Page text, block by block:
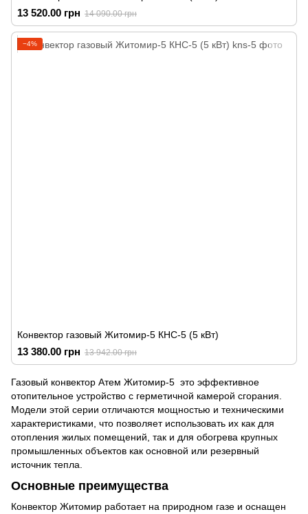
13 520.00 грн 14 090.00 грн
−4%
Конвектор газовый Житомир-5 КНС-5 (5 кВт)
13 380.00 грн 13 942.00 грн
Газовый конвектор Атем Житомир-5 это эффективное
отопительное устройство с герметичной камерой сгорания.
Модели этой серии отличаются мощностью и техническими
характеристиками, что позволяет использовать их как для
отопления жилых помещений, так и для обогрева крупных
промышленных объектов как основной или резервный
источник тепла.
Основные преимущества
Конвектор Житомир работает на природном газе и оснащен